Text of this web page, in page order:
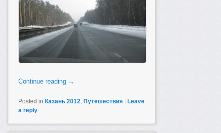
Continue reading →
Posted in Казань 2012 ,Путешествия |Leave
a reply